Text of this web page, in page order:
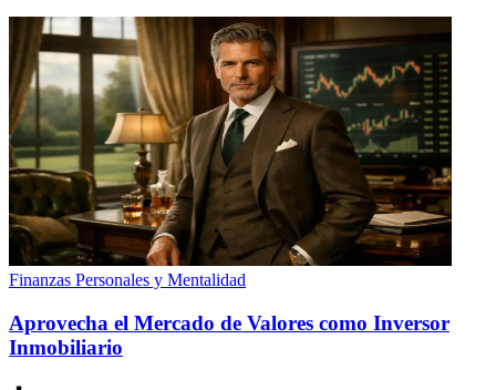
Finanzas Personales y Mentalidad
Aprovecha el Mercado de Valores como Inversor
Inmobiliario